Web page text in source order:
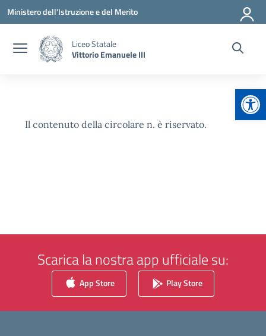
Vai ai contenuti
Vai al menu di navigazione
Vai al footer
Ministero dell'Istruzione e del Merito
Liceo Statale
Vittorio Emanuele III
Il contenuto della circolare n. è riservato.
Scarica la nostra app ufficiale su:
App Store Play Store